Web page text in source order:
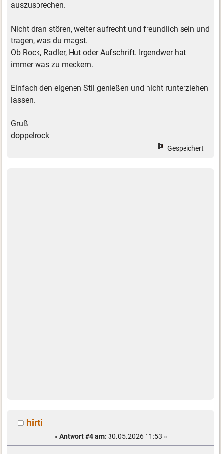
auszusprechen.
Nicht dran stören, weiter aufrecht und freundlich sein und
tragen, was du magst.
Ob Rock, Radler, Hut oder Aufschrift. Irgendwer hat
immer was zu meckern.
Einfach den eigenen Stil genießen und nicht runterziehen
lassen.
Gruß
doppelrock
Gespeichert
hirti
« Antwort #4 am: 30.05.2026 11:53 »